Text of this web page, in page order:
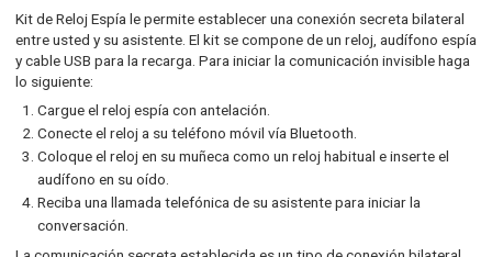
Kit de Reloj Espía le permite establecer una conexión secreta bilateral
entre usted y su asistente. El kit se compone de un reloj, audífono espía
y cable USB para la recarga. Para iniciar la comunicación invisible haga
lo siguiente:
Cargue el reloj espía con antelación.
Conecte el reloj a su teléfono móvil vía Bluetooth.
Coloque el reloj en su muñeca como un reloj habitual e inserte el
audífono en su oído.
Reciba una llamada telefónica de su asistente para iniciar la
conversación.